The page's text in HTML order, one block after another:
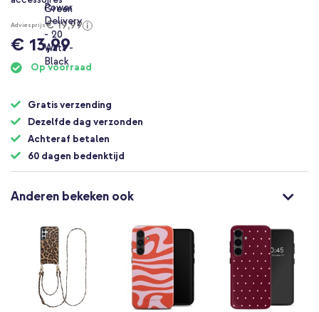
Adviesprijs€ 19,99
€ 13,99
Op voorraad
Gratis verzending
Dezelfde dag verzonden
Achteraf betalen
60 dagen bedenktijd
Anderen bekeken ook